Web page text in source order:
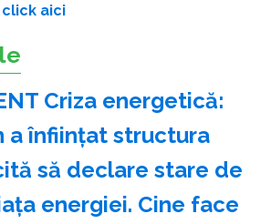
click aici
Criza energetică:
a înființat structura
să declare stare de
energiei. Cine face